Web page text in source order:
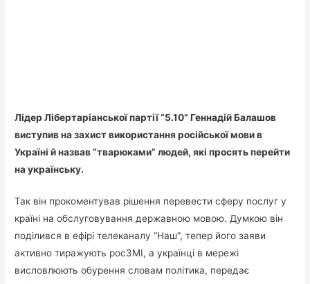
Лідер Лібертаріанської партії “5.10” Геннадій Балашов
виступив на захист використання російської мови в
Україні й назвав “тварюками” людей, які просять перейти
на українську.
Так він прокоментував рішення перевести сферу послуг у
країні на обслуговування державною мовою. Думкою він
поділився в ефірі телеканалу “Наш”, тепер його заяви
активно тиражують росЗМІ, а українці в мережі
висловлюють обурення словам політика, передає